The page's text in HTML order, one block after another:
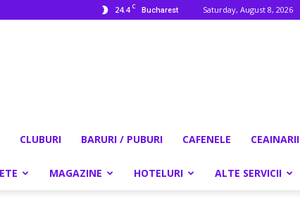
24.4 C Bucharest Saturday, August 8, 2026
CLUBURI BARURI / PUBURI CAFENELE CEAINARII
MAGAZINE HOTELURI ALTE SERVICII